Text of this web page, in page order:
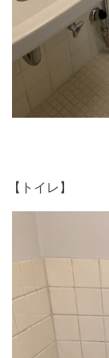
【トイレ】